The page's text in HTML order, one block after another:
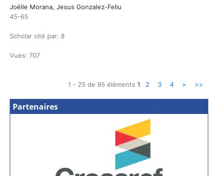
Joëlle Morana, Jesus Gonzalez-Feliu
45-65
Scholar cité par: 8
Vues: 707
1 - 25 de 95 éléments1 2 3 4 > >>
Partenaires